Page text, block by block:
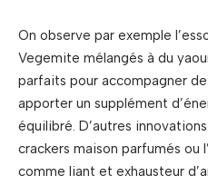
On observe par exemple
Vegemite mélangés à du
parfaits pour accompagner
apporter un supplément
équilibré. D’autres
crackers maison parfumés ou
comme liant et exhausteur